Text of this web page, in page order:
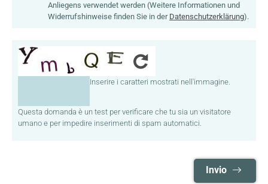
Anliegens verwendet werden (Weitere Informationen und
Widerrufshinweise finden Sie in der Datenschutzerklärung).
Inserire i caratteri mostrati nell'immagine.
Questa domanda è un test per verificare che tu sia un visitatore
umano e per impedire inserimenti di spam automatici.
Invio